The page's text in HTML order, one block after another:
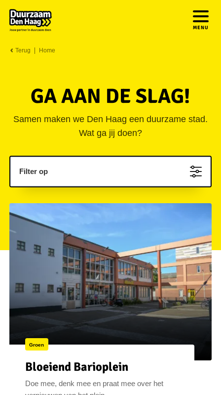
MENU
Terug Home
GA AAN DE SLAG!
Samen maken we Den Haag een duurzame stad.
Wat ga jij doen?
Filter op
Groen
Bloeiend Barioplein
Doe mee, denk mee en praat mee over het